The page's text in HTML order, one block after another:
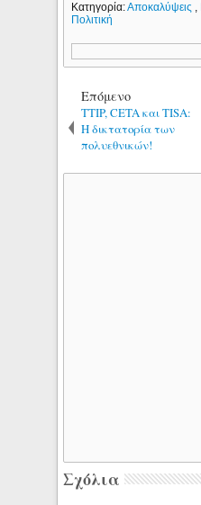
Κατηγορία:Αποκαλύψεις ,
Πολιτική
Επόμενο
TTIP, CETA και TISA:
Η δικτατορία των
πολυεθνικών!
Σχόλια